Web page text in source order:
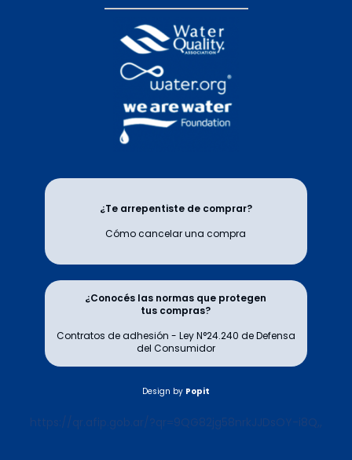
¿Te arrepentiste de comprar?
Cómo cancelar una compra
¿Conocés las normas que protegen
tus compras?
Contratos de adhesión - Ley N°24.240 de Defensa
del Consumidor
Design by Popit
https://qr.afip.gob.ar/?qr=9QG82jg58nrkJJDsOY-i8Q,,